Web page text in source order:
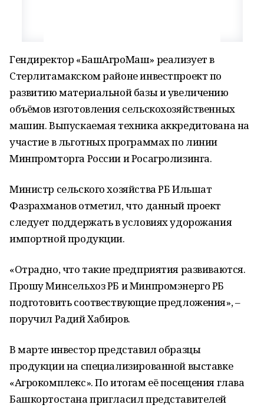
Гендиректор «БашАгроМаш» реализует в
Стерлитамакском районе инвестпроект по
развитию материальной базы и увеличению
объёмов изготовления сельскохозяйственных
машин. Выпускаемая техника аккредитована на
участие в льготных программах по линии
Минпромторга России и Росагролизинга.
Министр сельского хозяйства РБ Ильшат
Фазрахманов отметил, что данный проект
следует поддержать в условиях удорожания
импортной продукции.
«Отрадно, что такие предприятия развиваются.
Прошу Минсельхоз РБ и Минпромэнерго РБ
подготовить соотвествующие предложения», –
поручил Радий Хабиров.
В марте инвестор представил образцы
продукции на специализированной выставке
«Агрокомплекс». По итогам её посещения глава
Башкортостана пригласил представителей